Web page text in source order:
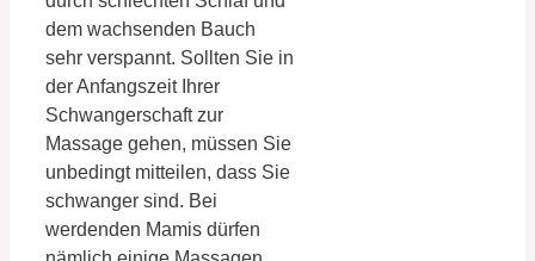
dem wachsenden Bauch
sehr verspannt. Sollten Sie in
der Anfangszeit Ihrer
Schwangerschaft zur
Massage gehen, müssen Sie
unbedingt mitteilen, dass Sie
schwanger sind. Bei
werdenden Mamis dürfen